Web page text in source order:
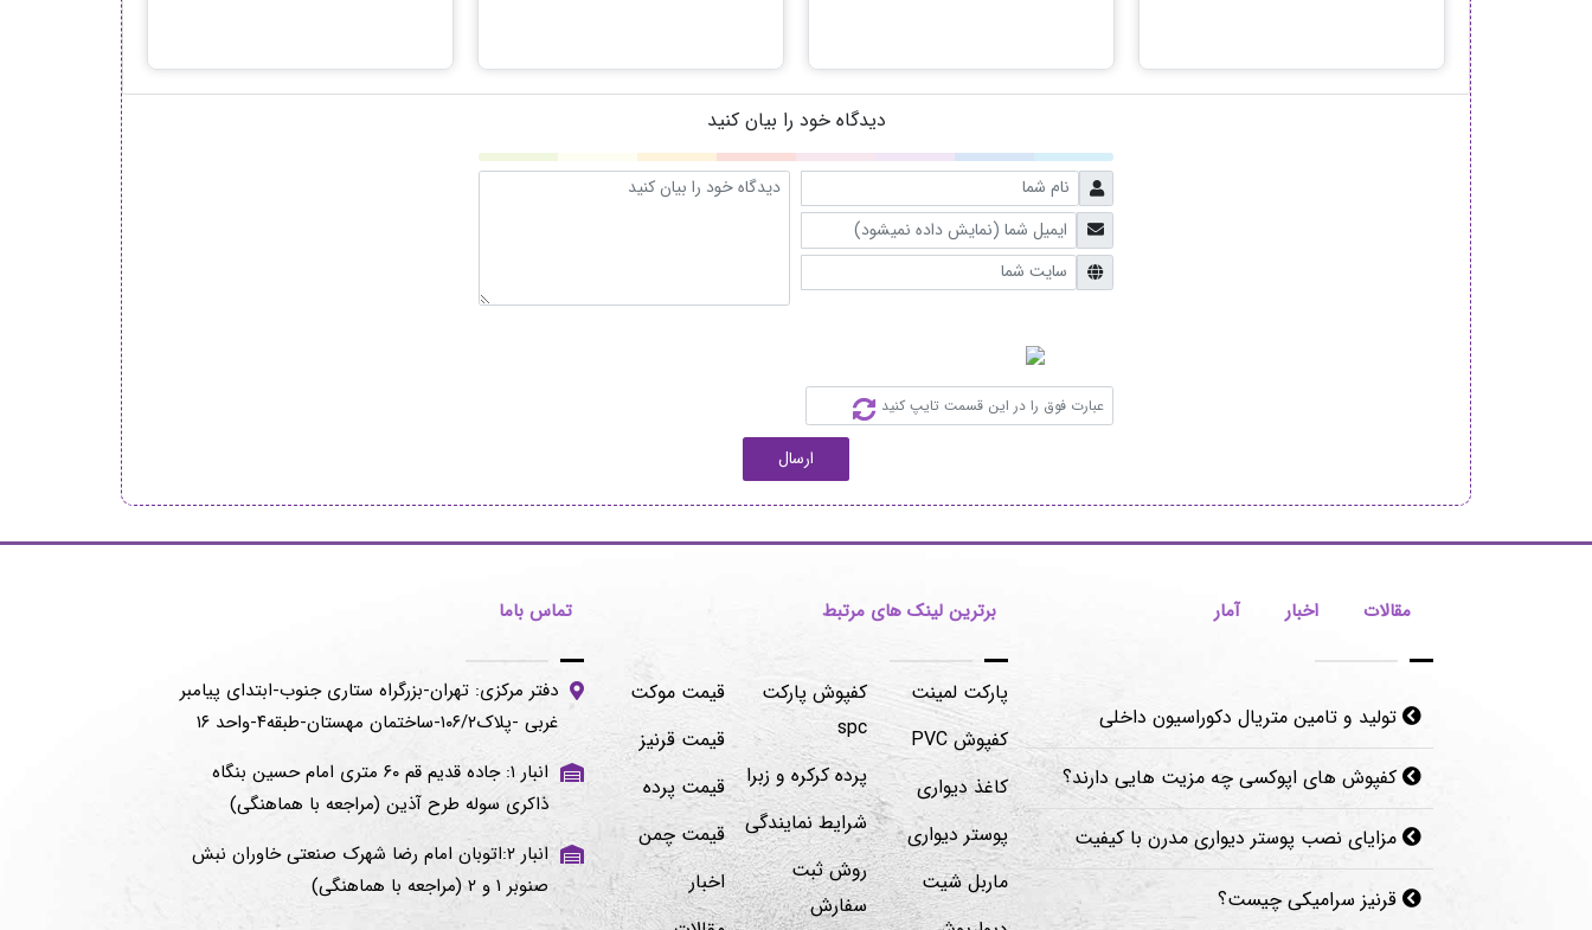
دیدگاه خود را بیان کنید
ارسال
مقالات اخبار آمار
تولید و تامین متریال دکوراسیون داخلی
کفپوش های اپوکسی چه مزیت هایی دارند؟
مزایای نصب پوستر دیواری مدرن با کیفیت
قرنیز سرامیکی چیست؟
برترین لینک های مرتبط
پارکت لمینت
کفپوش PVC
کاغذ دیواری
پوستر دیواری
ماربل شیت
کفپوش پارکت
spc
پرده کرکره و زبرا
شرایط نمایندگی
روش ثبت
سفارش
قیمت موکت
قیمت قرنیز
قیمت پرده
قیمت چمن
اخبار
تماس باما
دفتر مرکزی: تهران-بزرگراه ستاری جنوب-ابتدای پیامبر
غربی -پلاک۱۰۶/۲-ساختمان مهستان-طبقه۴-واحد ۱۶
انبار ۱: جاده قدیم قم ۶۰ متری امام حسین بنگاه
ذاکری سوله طرح آذین (مراجعه با هماهنگی)
انبار ۲:اتوبان امام رضا شهرک صنعتی خاوران نبش
صنوبر ۱ و ۲ (مراجعه با هماهنگی)